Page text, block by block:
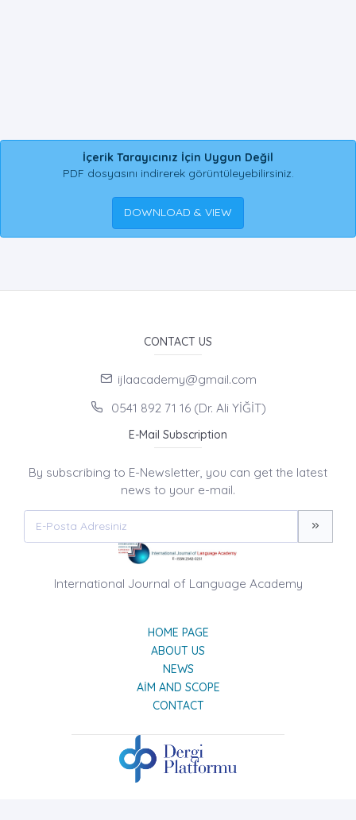
İçerik Tarayıcınız İçin Uygun Değil
PDF dosyasını indirerek görüntüleyebilirsiniz.
DOWNLOAD & VIEW
CONTACT US
ijlaacademy@gmail.com
0541 892 71 16 (Dr. Ali YİĞİT)
E-Mail Subscription
By subscribing to E-Newsletter, you can get the latest
news to your e-mail.
International Journal of Language Academy
HOME PAGE
ABOUT US
NEWS
AIM AND SCOPE
CONTACT